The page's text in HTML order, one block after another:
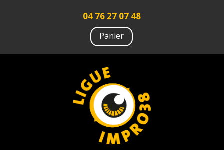
04 76 27 07 48
Panier